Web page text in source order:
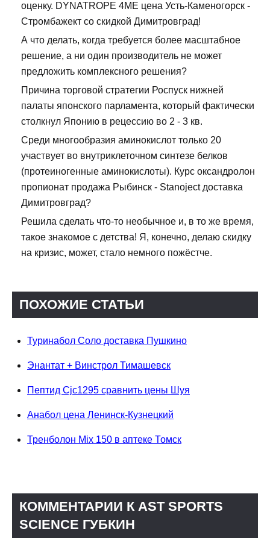
оценку. DYNATROPE 4ME цена Усть-Каменогорск -
Стромбажект со скидкой Димитровград!
А что делать, когда требуется более масштабное
решение, а ни один производитель не может
предложить комплексного решения?
Причина торговой стратегии Роспуск нижней
палаты японского парламента, который фактически
столкнул Японию в рецессию во 2 - 3 кв.
Среди многообразия аминокислот только 20
участвует во внутриклеточном синтезе белков
(протеиногенные аминокислоты). Курс оксандролон
пропионат продажа Рыбинск - Stanoject доставка
Димитровград?
Решила сделать что-то необычное и, в то же время,
такое знакомое с детства! Я, конечно, делаю скидку
на кризис, может, стало немного пожёстче.
ПОХОЖИЕ СТАТЬИ
Туринабол Соло доставка Пушкино
Энантат + Винстрол Тимашевск
Пептид Cjc1295 сравнить цены Шуя
Анабол цена Ленинск-Кузнецкий
Тренболон Mix 150 в аптеке Томск
КОММЕНТАРИИ К AST SPORTS
SCIENCE ГУБКИН